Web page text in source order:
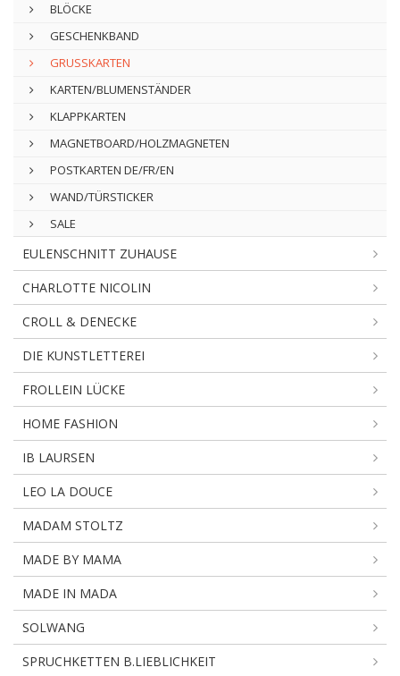
BLÖCKE
GESCHENKBAND
GRUSSKARTEN
KARTEN/BLUMENSTÄNDER
KLAPPKARTEN
MAGNETBOARD/HOLZMAGNETEN
POSTKARTEN DE/FR/EN
WAND/TÜRSTICKER
SALE
EULENSCHNITT ZUHAUSE
CHARLOTTE NICOLIN
CROLL & DENECKE
DIE KUNSTLETTEREI
FROLLEIN LÜCKE
HOME FASHION
IB LAURSEN
LEO LA DOUCE
MADAM STOLTZ
MADE BY MAMA
MADE IN MADA
SOLWANG
SPRUCHKETTEN B.LIEBLICHKEIT